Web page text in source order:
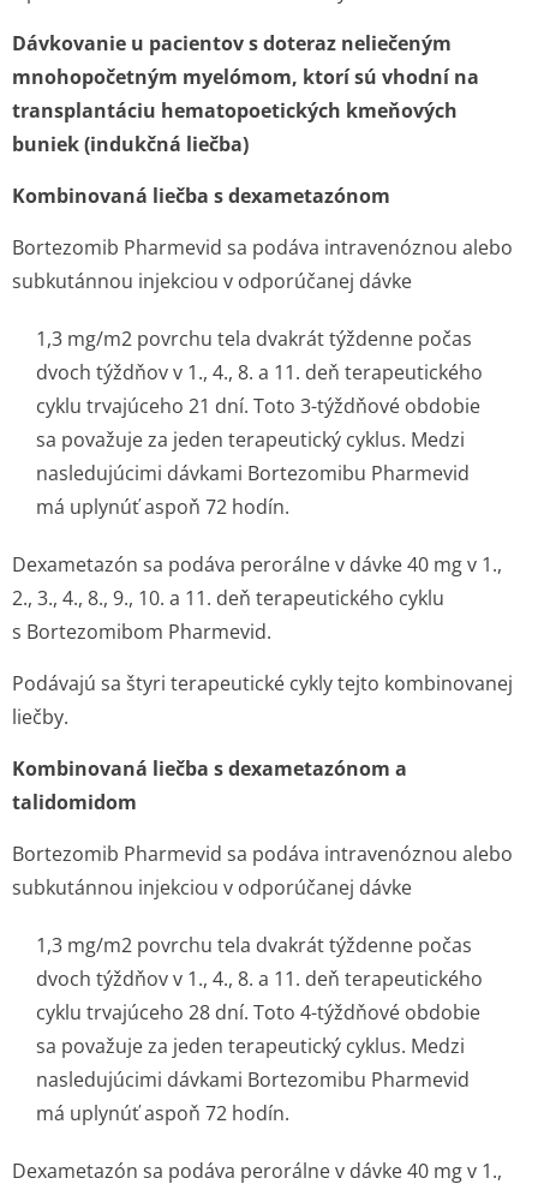
Dávkovanie u pacientov s doteraz neliečeným
mnohopočetným myelómom, ktorí sú vhodní na
transplantáciu hematopoetických kmeňových
buniek (indukčná liečba)
Kombinovaná liečba s dexametazónom
Bortezomib Pharmevid sa podáva intravenóznou alebo
subkutánnou injekciou v odporúčanej dávke
1,3 mg/m2 povrchu tela dvakrát týždenne počas
dvoch týždňov v 1., 4., 8. a 11. deň terapeutického
cyklu trvajúceho 21 dní. Toto 3-týždňové obdobie
sa považuje za jeden terapeutický cyklus. Medzi
nasledujúcimi dávkami Bortezomibu Pharmevid
má uplynúť aspoň 72 hodín.
Dexametazón sa podáva perorálne v dávke 40 mg v 1.,
2., 3., 4., 8., 9., 10. a 11. deň terapeutického cyklu
s Bortezomibom Pharmevid.
Podávajú sa štyri terapeutické cykly tejto kombinovanej
liečby.
Kombinovaná liečba s dexametazónom a
talidomidom
Bortezomib Pharmevid sa podáva intravenóznou alebo
subkutánnou injekciou v odporúčanej dávke
1,3 mg/m2 povrchu tela dvakrát týždenne počas
dvoch týždňov v 1., 4., 8. a 11. deň terapeutického
cyklu trvajúceho 28 dní. Toto 4-týždňové obdobie
sa považuje za jeden terapeutický cyklus. Medzi
nasledujúcimi dávkami Bortezomibu Pharmevid
má uplynúť aspoň 72 hodín.
Dexametazón sa podáva perorálne v dávke 40 mg v 1.,